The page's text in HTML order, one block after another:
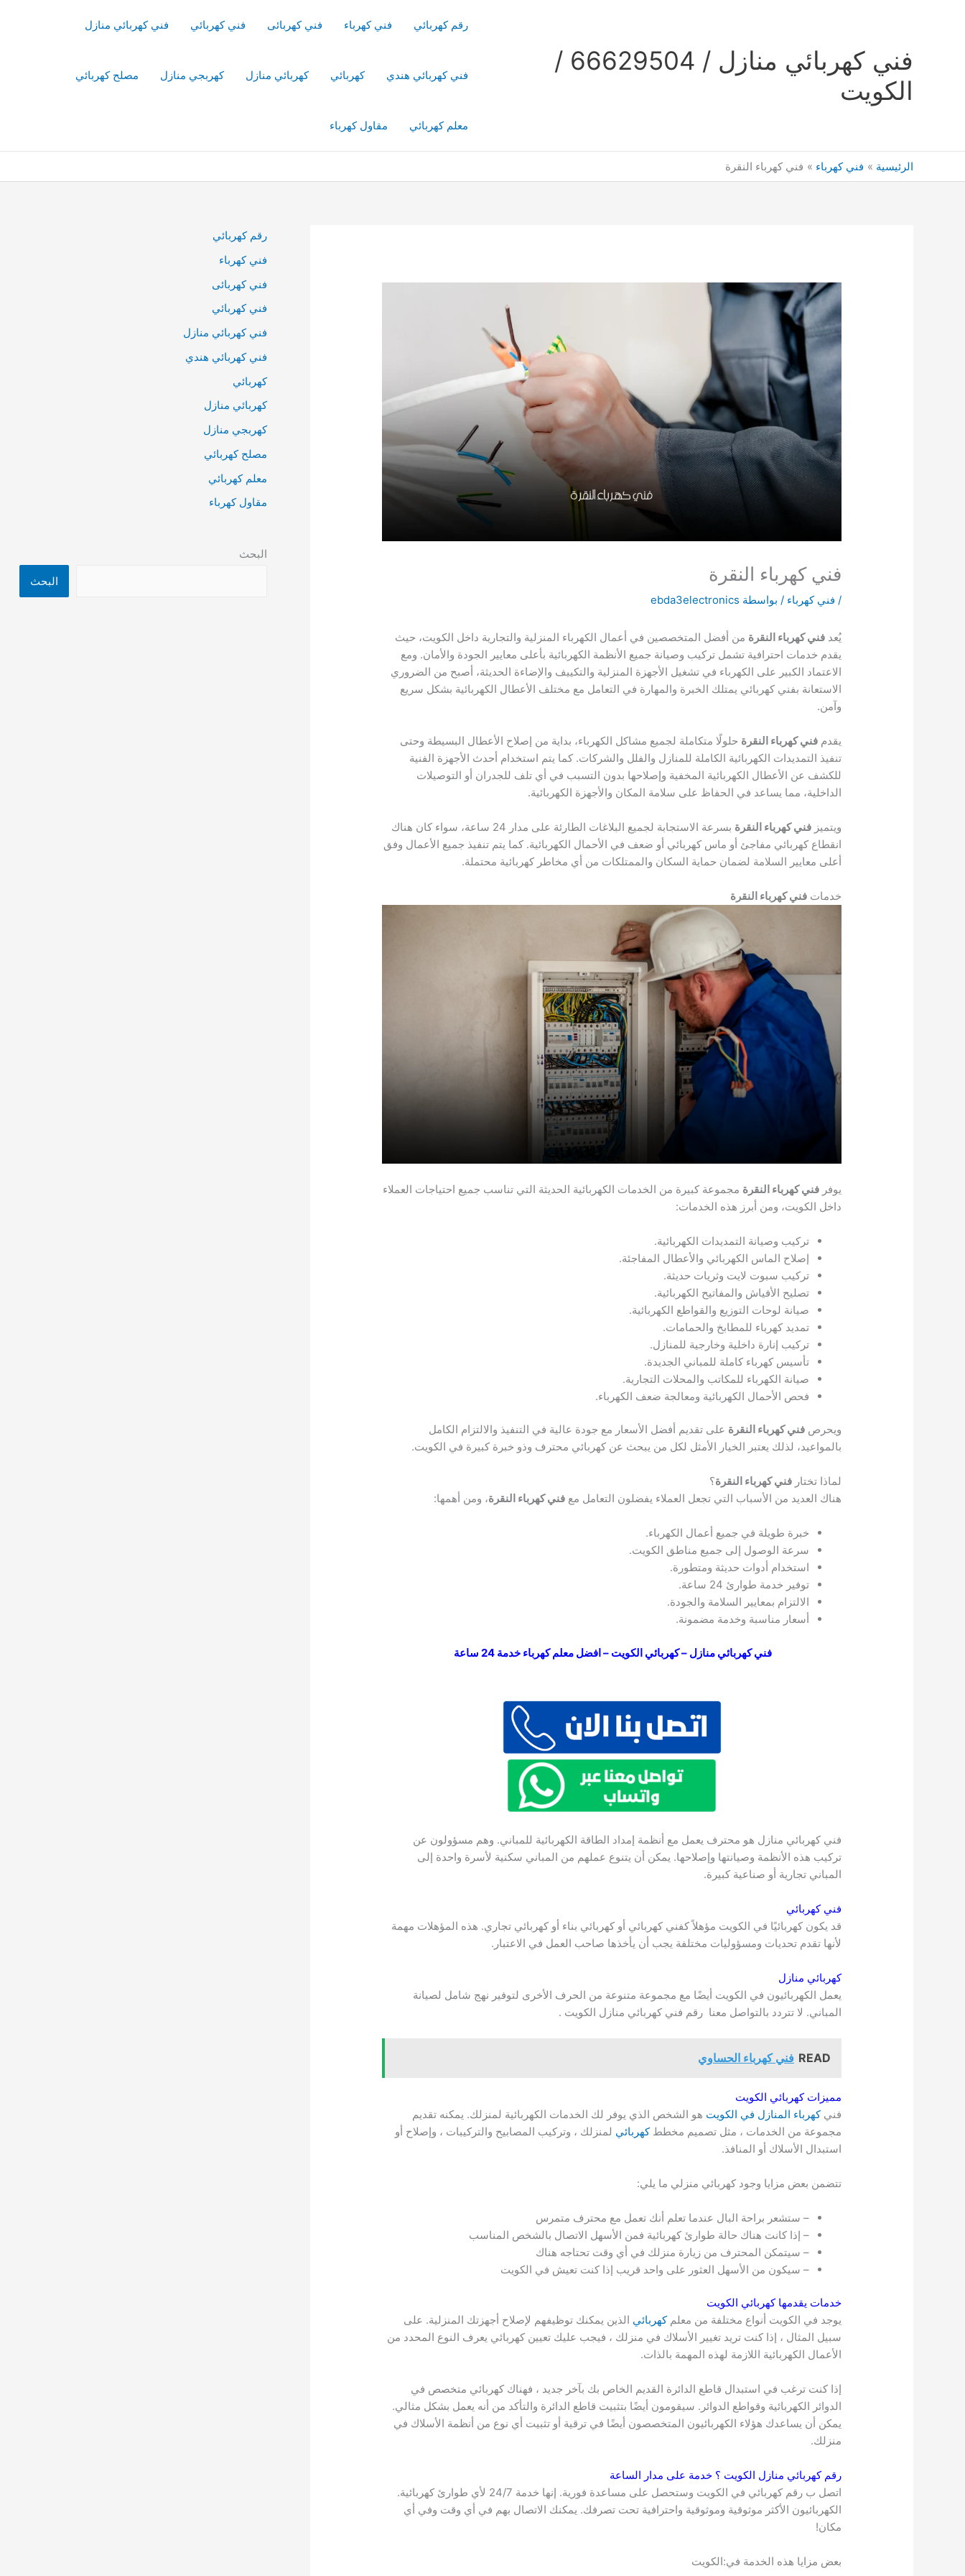
فني كهربائي منازل / 66629504 /
الكويت
رقم كهربائي فني كهرباء فني كهربائى فني كهربائي فني كهربائي منازل
فني كهربائي هندي كهربائي كهربائي منازل كهربجي منازل مصلح كهربائي
معلم كهربائي مقاول كهرباء
الرئيسية فني كهرباء فني كهرباء النقرة
فني كهرباء النقرة
/ فني كهرباء / بواسطة ebda3electronics
يُعدفني كهرباء النقرة من أفضل المتخصصين في أعمال الكهرباء المنزلية والتجارية داخل الكويت، حيث
يقدم خدمات احترافية تشمل تركيب وصيانة جميع الأنظمة الكهربائية بأعلى معايير الجودة والأمان. ومع
الاعتماد الكبير على الكهرباء في تشغيل الأجهزة المنزلية والتكييف والإضاءة الحديثة، أصبح من الضروري
الاستعانة بفني كهربائي يمتلك الخبرة والمهارة في التعامل مع مختلف الأعطال الكهربائية بشكل سريع
وآمن.
يقدمفني كهرباء النقرة حلولًا متكاملة لجميع مشاكل الكهرباء، بداية من إصلاح الأعطال البسيطة وحتى
تنفيذ التمديدات الكهربائية الكاملة للمنازل والفلل والشركات. كما يتم استخدام أحدث الأجهزة الفنية
للكشف عن الأعطال الكهربائية المخفية وإصلاحها بدون التسبب في أي تلف للجدران أو التوصيلات
الداخلية، مما يساعد في الحفاظ على سلامة المكان والأجهزة الكهربائية.
ويتميزفني كهرباء النقرة
بسرعة الاستجابة لجميع البلاغات الطارئة على مدار 24 ساعة، سواء كان هناك
انقطاع كهربائي مفاجئ أو ماس كهربائي أو ضعف في الأحمال الكهربائية. كما يتم تنفيذ جميع الأعمال وفق
أعلى معايير السلامة لضمان حماية السكان والممتلكات من أي مخاطر كهربائية محتملة.
خدماتفني كهرباء النقرة
يوفرفني كهرباء النقرة مجموعة كبيرة من الخدمات الكهربائية الحديثة التي تناسب جميع احتياجات العملاء
داخل الكويت، ومن أبرز هذه الخدمات:
تركيب وصيانة التمديدات الكهربائية.
إصلاح الماس الكهربائي والأعطال المفاجئة.
تركيب سبوت لايت وثريات حديثة.
تصليح الأفياش والمفاتيح الكهربائية.
صيانة لوحات التوزيع والقواطع الكهربائية.
تمديد كهرباء للمطابخ والحمامات.
تركيب إنارة داخلية وخارجية للمنازل.
تأسيس كهرباء كاملة للمباني الجديدة.
صيانة الكهرباء للمكاتب والمحلات التجارية.
فحص الأحمال الكهربائية ومعالجة ضعف الكهرباء.
ويحرصفني كهرباء النقرة على تقديم أفضل الأسعار مع جودة عالية في التنفيذ والالتزام الكامل
بالمواعيد، لذلك يعتبر الخيار الأمثل لكل من يبحث عن كهربائي محترف وذو خبرة كبيرة في الكويت.
لماذا تختارفني كهرباء النقرة؟
هناك العديد من الأسباب التي تجعل العملاء يفضلون التعامل معفني كهرباء النقرة، ومن أهمها:
خبرة طويلة في جميع أعمال الكهرباء.
سرعة الوصول إلى جميع مناطق الكويت.
استخدام أدوات حديثة ومتطورة.
توفير خدمة طوارئ 24 ساعة.
الالتزام بمعايير السلامة والجودة.
أسعار مناسبة وخدمة مضمونة.
فني كهربائي منازل – كهربائي الكويت – افضل معلم كهرباء خدمة 24 ساعة
فني كهربائي منازل هو محترف يعمل مع أنظمة إمداد الطاقة الكهربائية للمباني. وهم مسؤولون عن
تركيب هذه الأنظمة وصيانتها وإصلاحها. يمكن أن يتنوع عملهم من المباني سكنية لأسرة واحدة إلى
المباني تجارية أو صناعية كبيرة.
فني كهربائي
قد يكون كهربائيًا في الكويت مؤهلاً كفني كهربائي أو كهربائي بناء أو كهربائي تجاري. هذه المؤهلات مهمة
لأنها تقدم تحديات ومسؤوليات مختلفة يجب أن يأخذها صاحب العمل في الاعتبار.
كهربائي منازل
يعمل الكهربائيون في الكويت أيضًا مع مجموعة متنوعة من الحرف الأخرى لتوفير نهج شامل لصيانة
المباني. لا تتردد بالتواصل معنا رقم فني كهربائي منازل الكويت .
READ فني كهرباء الحساوي
مميزات كهربائي الكويت
فني كهرباء المنازل في الكويت هو الشخص الذي يوفر لك الخدمات الكهربائية لمنزلك. يمكنه تقديم
مجموعة من الخدمات ، مثل تصميم مخططكهربائي لمنزلك ، وتركيب المصابيح والتركيبات ، وإصلاح أو
استبدال الأسلاك أو المنافذ.
تتضمن بعض مزايا وجود كهربائي منزلي ما يلي:
– ستشعر براحة البال عندما تعلم أنك تعمل مع محترف متمرس
– إذا كانت هناك حالة طوارئ كهربائية فمن الأسهل الاتصال بالشخص المناسب
– سيتمكن المحترف من زيارة منزلك في أي وقت تحتاجه هناك
– سيكون من الأسهل العثور على واحد قريب إذا كنت تعيش في الكويت
خدمات يقدمها كهربائي الكويت
يوجد في الكويت أنواع مختلفة من معلمكهربائي الذين يمكنك توظيفهم لإصلاح أجهزتك المنزلية. على
سبيل المثال ، إذا كنت تريد تغيير الأسلاك في منزلك ، فيجب عليك تعيين كهربائي يعرف النوع المحدد من
الأعمال الكهربائية اللازمة لهذه المهمة بالذات.
إذا كنت ترغب في استبدال قاطع الدائرة القديم الخاص بك بآخر جديد ، فهناك كهربائي متخصص في
الدوائر الكهربائية وقواطع الدوائر. سيقومون أيضًا بتثبيت قاطع الدائرة والتأكد من أنه يعمل بشكل مثالي.
يمكن أن يساعدك هؤلاء الكهربائيون المتخصصون أيضًا في ترقية أو تثبيت أي نوع من أنظمة الأسلاك في
منزلك.
رقم كهربائي منازل الكويت ؟ خدمة على مدار الساعة
اتصل ب رقم كهربائي في الكويت وستحصل على مساعدة فورية. إنها خدمة 24/7 لأي طوارئ كهربائية.
الكهربائيون الأكثر موثوقية وموثوقية واحترافية تحت تصرفك. يمكنك الاتصال بهم في أي وقت وفي أي
مكان!
بعض مزايا هذه الخدمة في:الكويت
رقم كهربائي
فني كهرباء
فني كهربائى
فني كهربائي
فني كهربائي منازل
فني كهربائي هندي
كهربائي
كهربائي منازل
كهربجي منازل
مصلح كهربائي
معلم كهربائي
مقاول كهرباء
البحث
البحث